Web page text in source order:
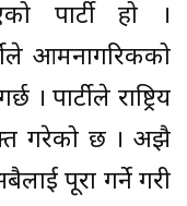
पार्टी हो ।
आमनागरिकको
पार्टीले राष्ट्रिय
गरेको छ । अझै
पूरा गर्ने गरी